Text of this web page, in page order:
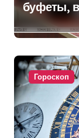
буфеты,
питании
Гороскоп